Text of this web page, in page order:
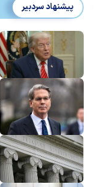
پیشنهاد سردبیر